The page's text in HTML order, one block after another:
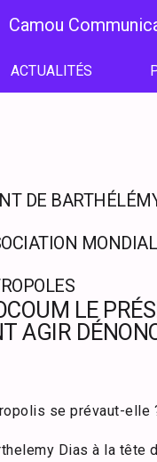
Camou
ACTUALITÉS
DE
LE
AGIR
se prévaut-elle
Dias à la tête